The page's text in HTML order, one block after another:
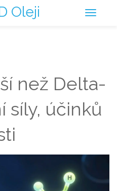
Oleji
než Delta-
síly, účinků